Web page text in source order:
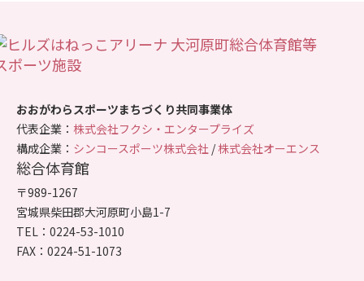
おおがわらスポーツまちづくり共同事業体
代表企業： 株式会社フクシ・エンタープライズ
構成企業： シンコースポーツ株式会社 /株式会社オーエンス
総合体育館
〒989-1267
宮城県柴田郡大河原町小島1-7
TEL：0224-53-1010
FAX：0224-51-1073